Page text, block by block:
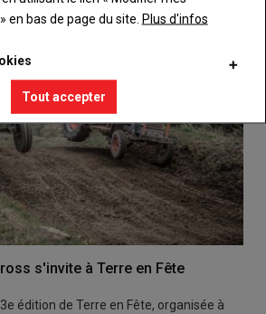
s'invite à Terre en Fête
édition de Terre en Fête, organisée à
en bas de page du site. Plus d'infos
Tout accepter